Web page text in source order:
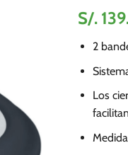
S/.
2
Los